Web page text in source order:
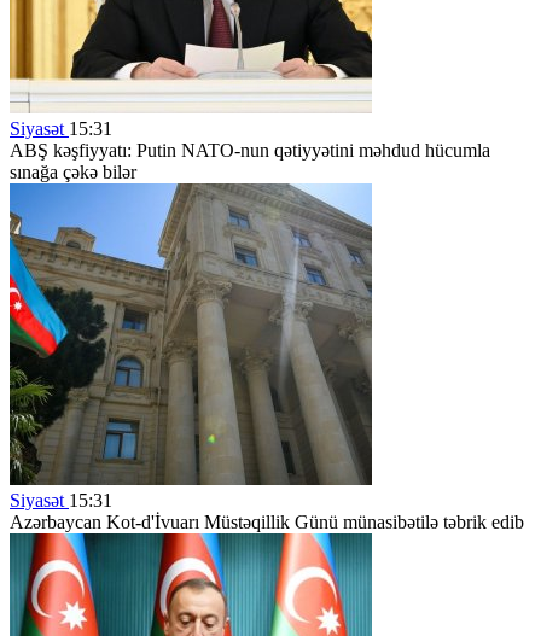
Siyasət 15:31
ABŞ kəşfiyyatı: Putin NATO-nun qətiyyətini məhdud hücumla
sınağa çəkə bilər
Siyasət 15:31
Azərbaycan Kot-d'İvuarı Müstəqillik Günü münasibətilə təbrik edib